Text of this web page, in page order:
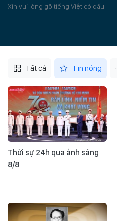
Xin vui lòng gõ tiếng Việt có dấu
Tất cả Tin nóng
Thời sự 24h qua ảnh sáng
8/8